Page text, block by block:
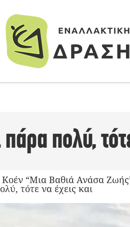
πάρα πολύ,
“Μια Βαθιά Ανάσα
τότε να έχεις και